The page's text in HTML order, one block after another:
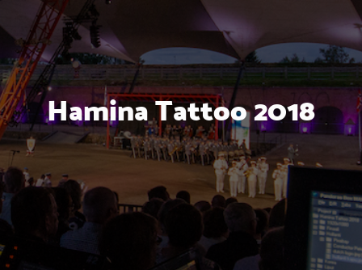
Hamina Tattoo 2018